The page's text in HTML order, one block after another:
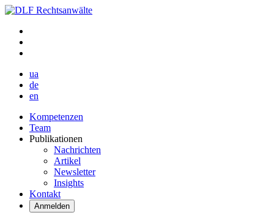
ua
de
en
Kompetenzen
Team
Publikationen
Nachrichten
Artikel
Newsletter
Insights
Kontakt
Anmelden